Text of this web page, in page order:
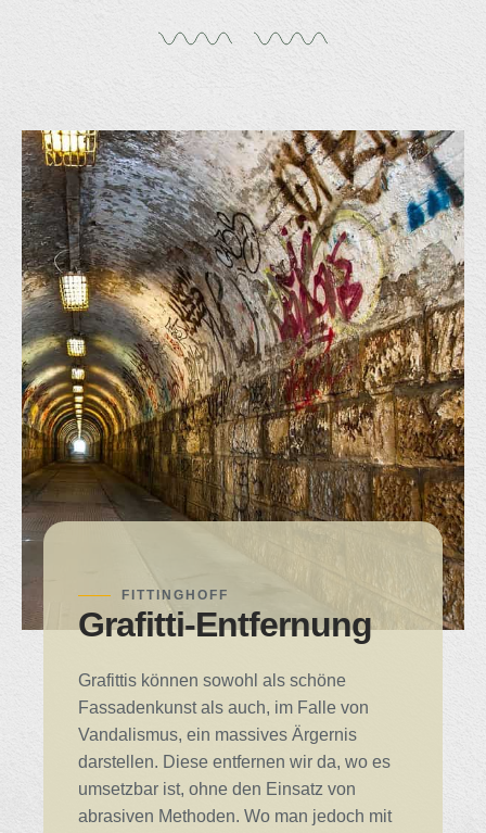
FITTINGHOFF
Grafitti-Entfernung
Grafittis können sowohl als schöne
Fassadenkunst als auch, im Falle von
Vandalismus, ein massives Ärgernis
darstellen. Diese entfernen wir da, wo es
umsetzbar ist, ohne den Einsatz von
abrasiven Methoden. Wo man jedoch mit